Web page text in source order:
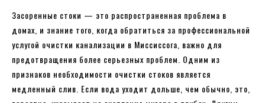
Засоренные стоки — это распространенная проблема в
домах, и знание того, когда обратиться за профессиональной
услугой очистки канализации в Миссиссога, важно для
предотвращения более серьезных проблем. Одним из
признаков необходимости очистки стоков является
медленный слив. Если вода уходит дольше, чем обычно, это,